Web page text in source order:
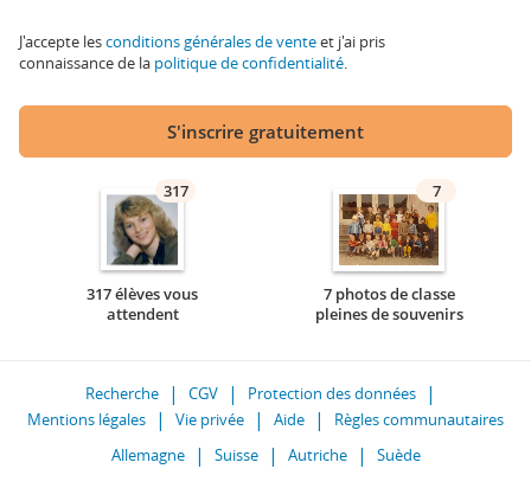
J'accepte lesconditions générales de venteet j'ai pris
connaissance de la politique de confidentialité.
S'inscrire gratuitement
317
317 élèves vous
attendent
7
7 photos de classe
pleines de souvenirs
Recherche CGV
Protection des données
Mentions légales
Vie privée Aide
Règles communautaires
Allemagne
Suisse Autriche Suède